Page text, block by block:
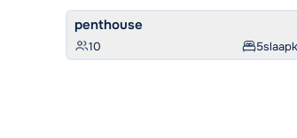
penthouse
10 5